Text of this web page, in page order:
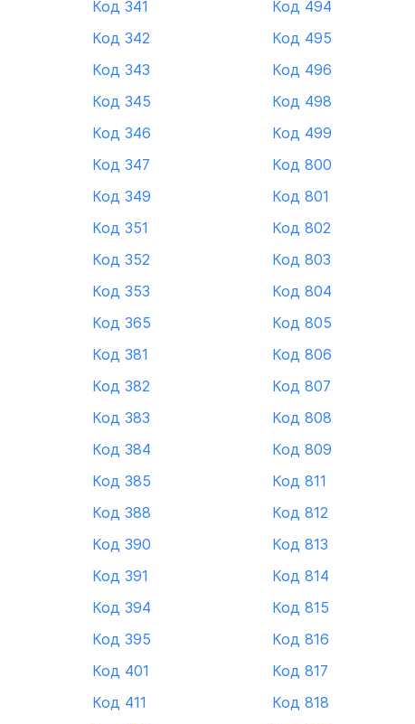
Код 341
Код 342
Код 343
Код 345
Код 346
Код 347
Код 349
Код 351
Код 352
Код 353
Код 365
Код 381
Код 382
Код 383
Код 384
Код 385
Код 388
Код 390
Код 391
Код 394
Код 395
Код 401
Код 411
Код 494
Код 495
Код 496
Код 498
Код 499
Код 800
Код 801
Код 802
Код 803
Код 804
Код 805
Код 806
Код 807
Код 808
Код 809
Код 811
Код 812
Код 813
Код 814
Код 815
Код 816
Код 817
Код 818